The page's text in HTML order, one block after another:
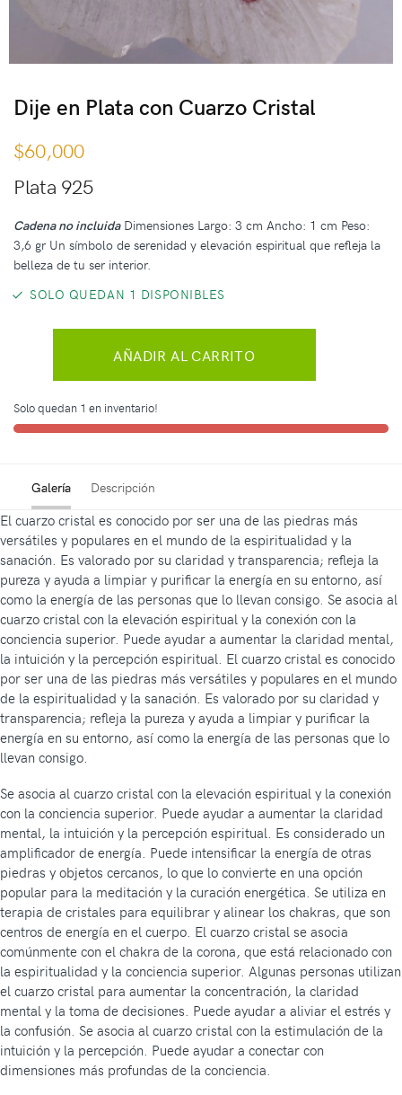
Dije en Plata con Cuarzo Cristal
$60,000
Plata 925
Cadena no incluidaDimensiones Largo: 3 cm Ancho: 1 cm Peso:
3,6 gr Un símbolo de serenidad y elevación espiritual que refleja la
belleza de tu ser interior.
SOLO QUEDAN 1 DISPONIBLES
AÑADIR AL CARRITO
Solo quedan 1 en inventario!
Galería Descripción
El cuarzo cristal es conocido por ser una de las piedras más
versátiles y populares en el mundo de la espiritualidad y la
sanación. Es valorado por su claridad y transparencia; refleja la
pureza y ayuda a limpiar y purificar la energía en su entorno, así
como la energía de las personas que lo llevan consigo. Se asocia al
cuarzo cristal con la elevación espiritual y la conexión con la
conciencia superior. Puede ayudar a aumentar la claridad mental,
la intuición y la percepción espiritual. El cuarzo cristal es conocido
por ser una de las piedras más versátiles y populares en el mundo
de la espiritualidad y la sanación. Es valorado por su claridad y
transparencia; refleja la pureza y ayuda a limpiar y purificar la
energía en su entorno, así como la energía de las personas que lo
llevan consigo.
Se asocia al cuarzo cristal con la elevación espiritual y la conexión
con la conciencia superior. Puede ayudar a aumentar la claridad
mental, la intuición y la percepción espiritual. Es considerado un
amplificador de energía. Puede intensificar la energía de otras
piedras y objetos cercanos, lo que lo convierte en una opción
popular para la meditación y la curación energética. Se utiliza en
terapia de cristales para equilibrar y alinear los chakras, que son
centros de energía en el cuerpo. El cuarzo cristal se asocia
comúnmente con el chakra de la corona, que está relacionado con
la espiritualidad y la conciencia superior. Algunas personas utilizan
el cuarzo cristal para aumentar la concentración, la claridad
mental y la toma de decisiones. Puede ayudar a aliviar el estrés y
la confusión. Se asocia al cuarzo cristal con la estimulación de la
intuición y la percepción. Puede ayudar a conectar con
dimensiones más profundas de la conciencia.